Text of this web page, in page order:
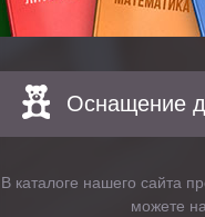
Оснащение
В каталоге нашего сайта
можете